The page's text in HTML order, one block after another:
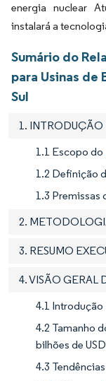
energia nuclear
instalará a
Sumário do
para Usinas de
Sul
1. INTRODUÇÃO
1.1 Escopo do
1.2 Definição
1.3 Premissas
2.
3. RESUMO
4. VISÃO GERAL
4.1 Introdução
4.2 Tamanho
bilhões de
4.3